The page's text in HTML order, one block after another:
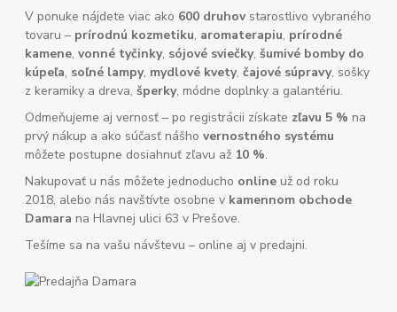
V ponuke nájdete viac ako 600 druhovstarostlivo vybraného
tovaru – prírodnú kozmetiku, aromaterapiu, prírodné
kamene,vonné tyčinky, sójové sviečky,šumivé bomby do
kúpeľa, soľné lampy, mydlové kvety,čajové súpravy, sošky
z keramiky a dreva,šperky, módne doplnky a galantériu.
Odmeňujeme aj vernosť – po registrácii získate zľavu 5 % na
prvý nákup a ako súčasť nášhovernostného systému
môžete postupne dosiahnuť zľavu až 10 %.
Nakupovať u nás môžete jednoducho online už od roku
2018, alebo nás navštívte osobne v kamennom obchode
Damara na Hlavnej ulici 63 v Prešove.
Tešíme sa na vašu návštevu – online aj v predajni.